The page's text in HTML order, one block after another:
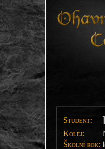
Student:
Kolej:
Školní rok: